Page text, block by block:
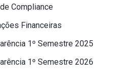
Compliance
Financeiras
1º Semestre 2025
1º Semestre 2026